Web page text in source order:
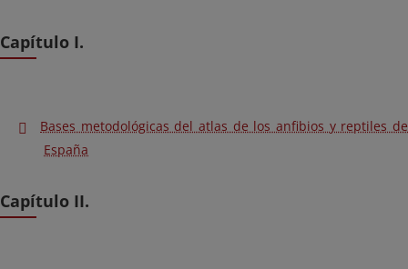
Capítulo I.
Bases metodológicas del atlas de los anfibios y reptiles de
España
Capítulo II.